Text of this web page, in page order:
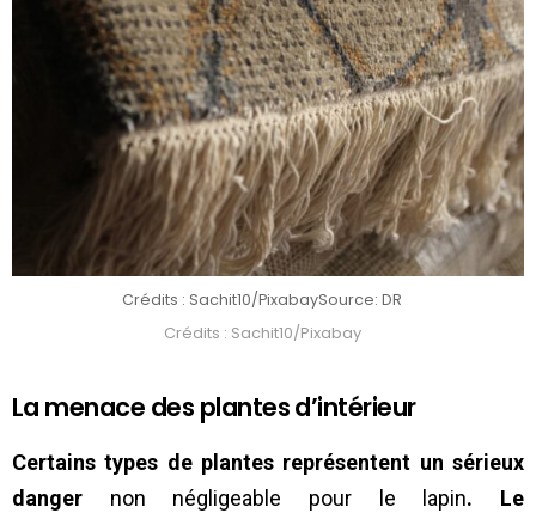
Crédits : Sachit10/PixabaySource: DR
Crédits : Sachit10/Pixabay
La menace des plantes d’intérieur
Certains types de plantes représentent un sérieux
danger non négligeable pour le lapin. Le